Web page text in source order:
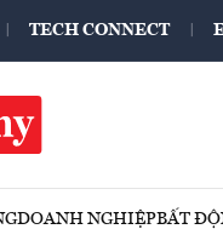
TECH CONNECT
DOANH NGHIỆPBẤT